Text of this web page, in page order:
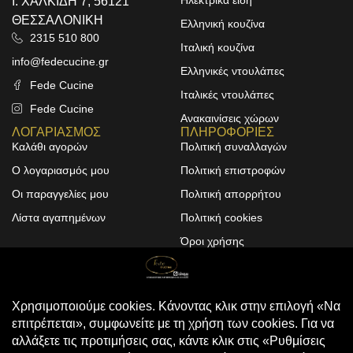
ΘΕΣΣΑΛΟΝΙΚΗ
2315 510 800
info@fedecucine.gr
Fede Cucine
Fede Cucine
Ελληνική κουζίνα
Ιταλική κουζίνα
Ελληνικές ντουλάπες
Ιταλικές ντουλάπες
Ανακαινίσεις χώρων
ΛΟΓΑΡΙΑΣΜΟΣ
Καλάθι αγορών
Ο λογαριασμός μου
Οι παραγγελίες μου
Λίστα αγαπημένων
ΠΛΗΡΟΦΟΡΙΕΣ
Πολιτική συναλλαγών
Πολιτική επιστροφών
Πολιτική απορρήτου
Πολιτική cookies
Όροι χρήσης
© 2025 FEDE CUCINE
. All Rights
Reserved
Design & Development by
ALPHA DESIGNERS